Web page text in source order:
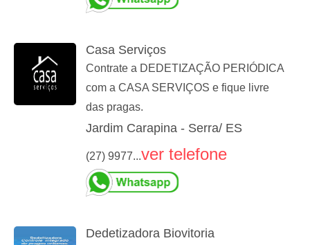
Casa Serviços
Contrate a DEDETIZAÇÃO PERIÓDICA
com a CASA SERVIÇOS e fique livre
das pragas.
Jardim Carapina - Serra/ ES
(27) 9977...ver telefone
Dedetizadora Biovitoria